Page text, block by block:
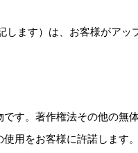
します）は、お客様がア
す。著作権法その他の無
用をお客様に許諾します。